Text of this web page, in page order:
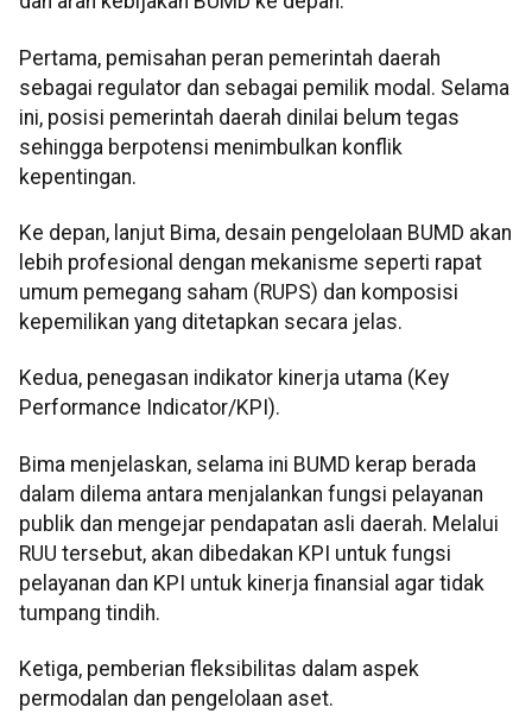
Pertama, pemisahan peran pemerintah daerah
sebagai regulator dan sebagai pemilik modal. Selama
ini, posisi pemerintah daerah dinilai belum tegas
sehingga berpotensi menimbulkan konflik
kepentingan.
Ke depan, lanjut Bima, desain pengelolaan BUMD akan
lebih profesional dengan mekanisme seperti rapat
umum pemegang saham (RUPS) dan komposisi
kepemilikan yang ditetapkan secara jelas.
Kedua, penegasan indikator kinerja utama (Key
Performance Indicator/KPI).
Bima menjelaskan, selama ini BUMD kerap berada
dalam dilema antara menjalankan fungsi pelayanan
publik dan mengejar pendapatan asli daerah. Melalui
RUU tersebut, akan dibedakan KPI untuk fungsi
pelayanan dan KPI untuk kinerja finansial agar tidak
tumpang tindih.
Ketiga, pemberian fleksibilitas dalam aspek
permodalan dan pengelolaan aset.